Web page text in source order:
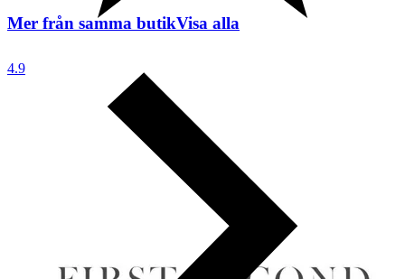
4.9
Mer från samma butikVisa alla